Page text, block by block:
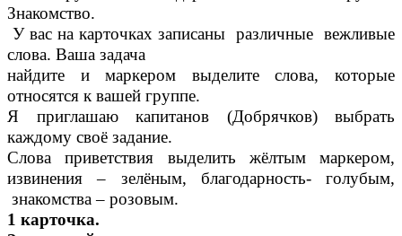
Знакомство.
У вас на карточках записаны различные вежливые
слова. Ваша задача
найдите и маркером выделите слова, которые
относятся к вашей группе.
Я приглашаю капитанов (Добрячков) выбрать
каждому своё задание.
Слова приветствия выделить жёлтым маркером,
извинения – зелёным, благодарность- голубым,
знакомства – розовым.
1 карточка.